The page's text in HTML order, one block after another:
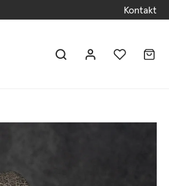
Kontakt